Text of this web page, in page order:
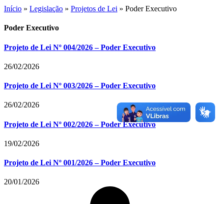
Início » Legislação » Projetos de Lei » Poder Executivo
Poder Executivo
Projeto de Lei Nº 004/2026 – Poder Executivo
26/02/2026
Projeto de Lei Nº 003/2026 – Poder Executivo
26/02/2026
Projeto de Lei Nº 002/2026 – Poder Executivo
19/02/2026
Projeto de Lei Nº 001/2026 – Poder Executivo
20/01/2026